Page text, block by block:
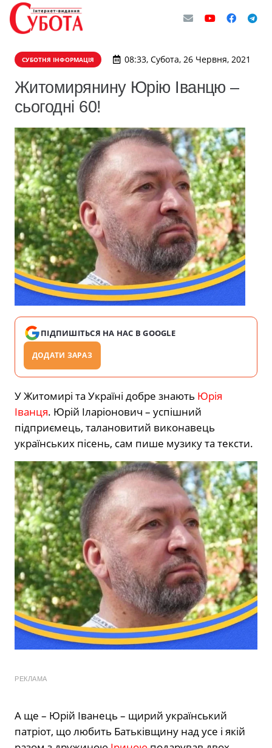
СУБОТНЯ ІНФОРМАЦІЯ 08:33, Субота, 26 Червня, 2021
Житомирянину Юрію Іванцю –
сьогодні 60!
ПІДПИШІТЬСЯ НА НАС В GOOGLE
ДОДАТИ ЗАРАЗ
У Житомирі та Україні добре знають Юрія
Іванця. Юрій Іларіонович – успішний
підприємець, талановитий виконавець
українських пісень, сам пише музику та тексти.
РЕКЛАМА
А ще – Юрій Іванець – щирий український
патріот, що любить Батьківщину над усе і якій